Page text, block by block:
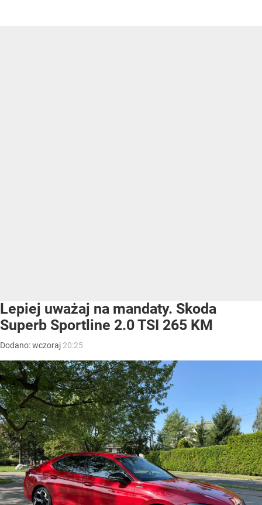
Lepiej uważaj na mandaty. Skoda
Superb Sportline 2.0 TSI 265 KM
Dodano:wczoraj 20:25